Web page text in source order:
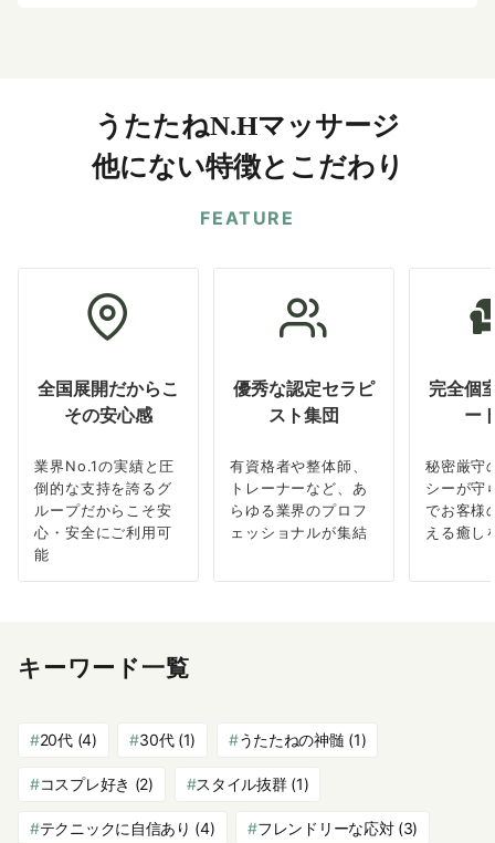
うたたねN.Hマッサージ
他にない特徴とこだわり
FEATURE
全国展開だからこ
その安心感
業界No.1の実績と圧
倒的な支持を誇るグ
ループだからこそ安
心・安全にご利用可
能
優秀な認定セラピ
スト集団
有資格者や整体師、
トレーナーなど、あ
らゆる業界のプロフ
ェッショナルが集結
完全個
ー
秘密厳守
シーが守
でお客様
える癒し
キーワード一覧
20代(4) 30代(1) うたたねの神髄 (1)
コスプレ好き (2) スタイル抜群(1)
テクニックに自信あり (4) フレンドリーな応対(3)